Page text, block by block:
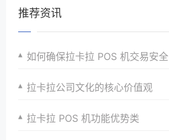
推荐资讯
如何确保拉卡拉 POS 机交易安全
拉卡拉公司文化的核心价值观
拉卡拉 POS 机功能优势类